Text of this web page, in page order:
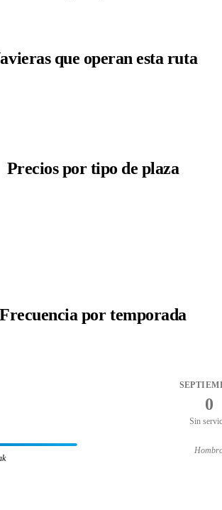
que operan esta ruta
Precios por tipo de plaza
Frecuencia por temporada
0
Sin